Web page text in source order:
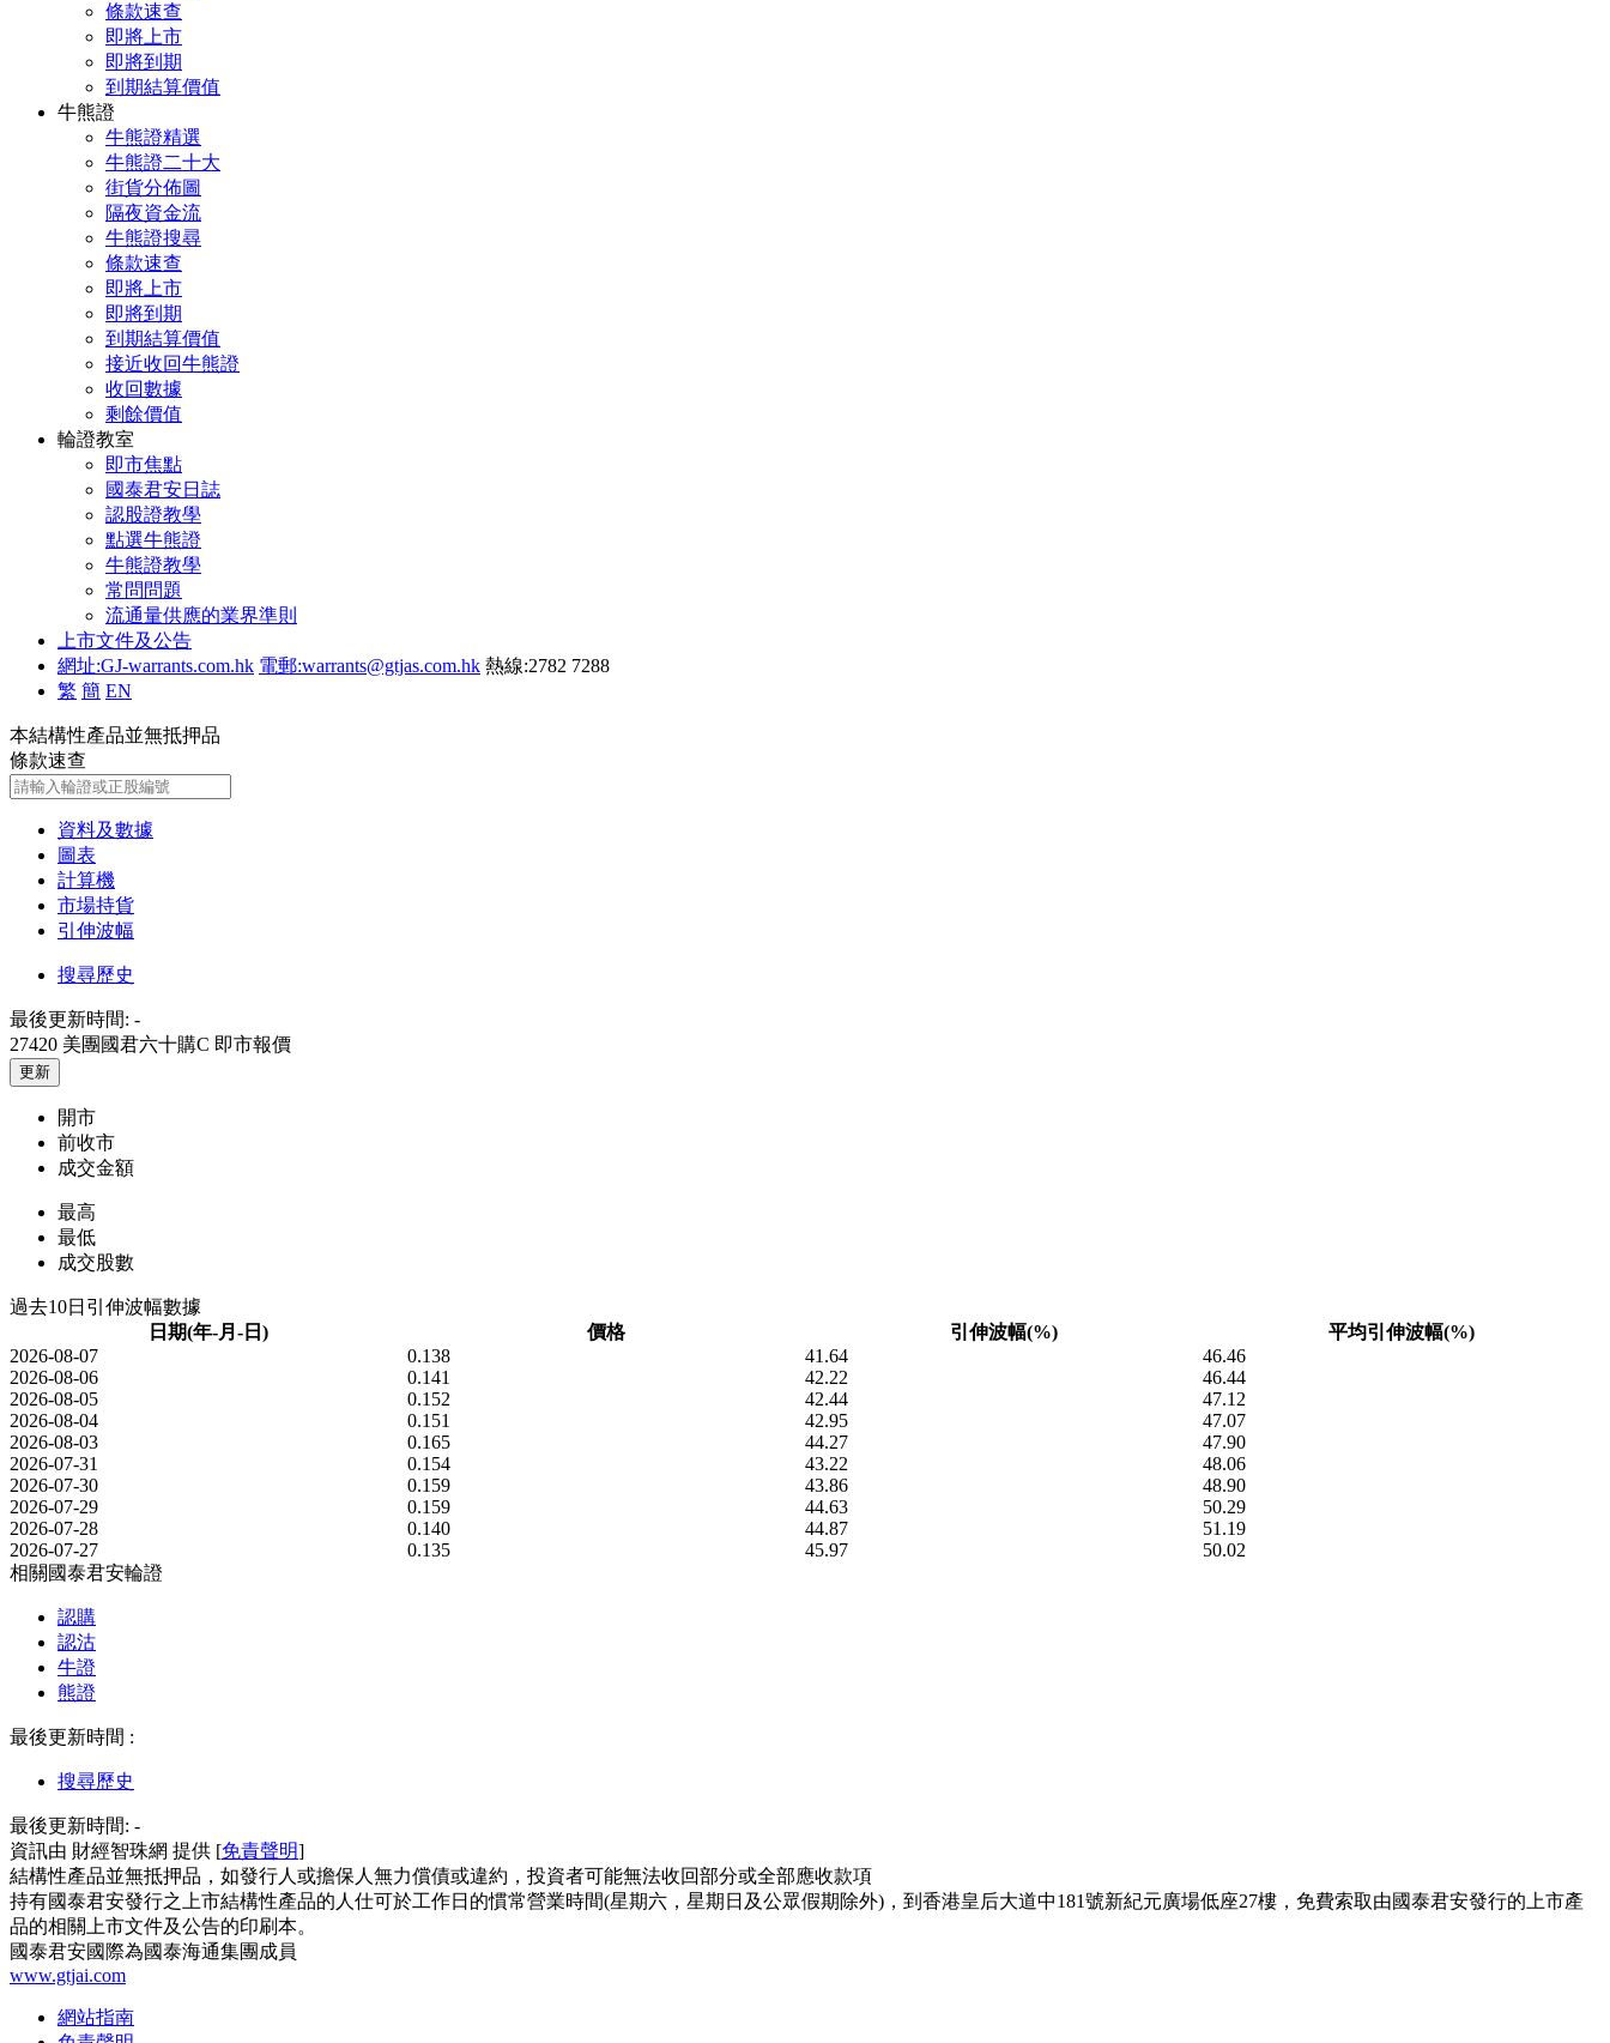
條款速查
即將上市
即將到期
到期結算價值
牛熊證
牛熊證精選
牛熊證二十大
街貨分佈圖
隔夜資金流
牛熊證搜尋
條款速查
即將上市
即將到期
到期結算價值
接近收回牛熊證
收回數據
剩餘價值
輪證教室
即市焦點
國泰君安日誌
認股證教學
點選牛熊證
牛熊證教學
常問問題
流通量供應的業界準則
上市文件及公告
網址:GJ-warrants.com.hk 電郵:warrants@gtjas.com.hk 熱線:2782 7288
繁 簡 EN
本結構性產品並無抵押品
條款速查
資料及數據
圖表
計算機
市場持貨
引伸波幅
搜尋歷史
最後更新時間: -
27420 美團國君六十購C 即市報價
更新
開市
前收市
成交金額
最高
最低
成交股數
過去10日引伸波幅數據
日期(年-月-日)
價格 引伸波幅(%)
平均引伸波幅(%)
2026-08-07
0.138 41.64
46.46
2026-08-06
0.141 42.22
46.44
2026-08-05
0.152 42.44
47.12
2026-08-04
0.151 42.95
47.07
2026-08-03
0.165 44.27
47.90
2026-07-31
0.154 43.22
48.06
2026-07-30
0.159 43.86
48.90
2026-07-29
0.159 44.63
50.29
2026-07-28
0.140 44.87
51.19
2026-07-27
0.135 45.97
50.02
相關國泰君安輪證
認購
認沽
牛證
熊證
最後更新時間 :
搜尋歷史
最後更新時間: -
資訊由 財經智珠網 提供 [免責聲明]
結構性產品並無抵押品，如發行人或擔保人無力償債或違約，投資者可能無法收回部分或全部應收款項
持有國泰君安發行之上市結構性產品的人仕可於工作日的慣常營業時間(星期六，星期日及公眾假期除外)，到香港皇后大道中181號新紀元廣場低座27樓，免費索取由國泰君安發行的上市產
品的相關上市文件及公告的印刷本。
國泰君安國際為國泰海通集團成員
www.gtjai.com
網站指南